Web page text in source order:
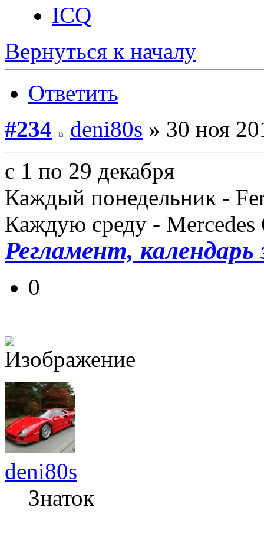
ICQ
Вернуться к началу
Ответить
#234
deni80s » 30 ноя
с 1 по 29 декабря
Каждый понедельник -
Каждую среду - Mercedes
Регламент, календарь
0
deni80s
Знаток